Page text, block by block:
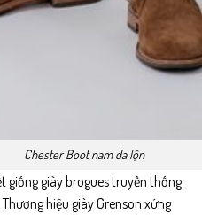
Chester Boot nam da lộn
giống giày brogues truyền thống.
hiệu giày Grenson xứng